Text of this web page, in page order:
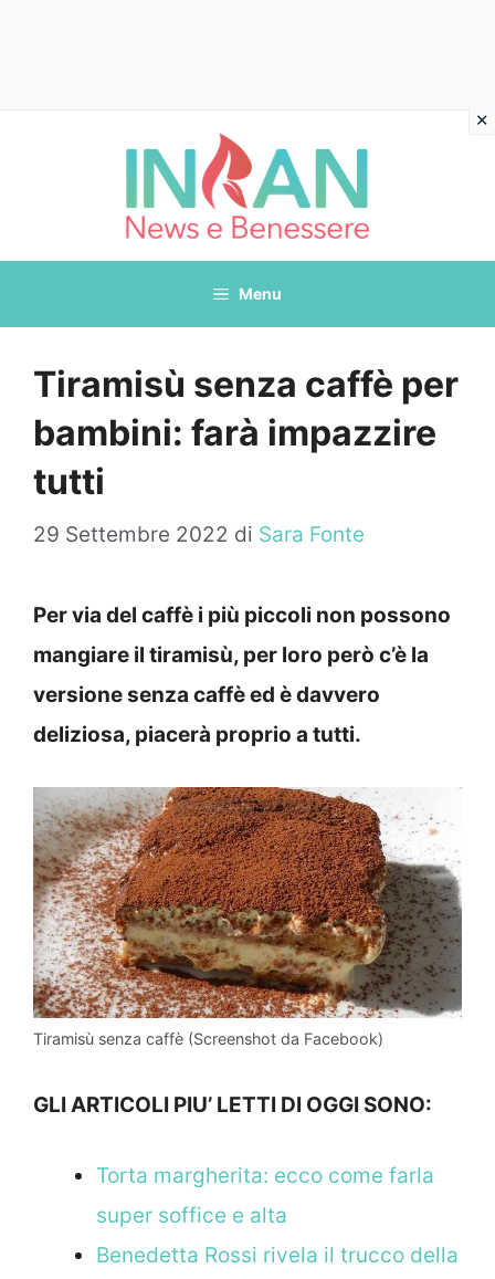
Menu
Tiramisù senza caffè per
bambini: farà impazzire
tutti
29 Settembre 2022 di Sara Fonte
Per via del caffè i più piccoli non possono
mangiare il tiramisù, per loro però c’è la
versione senza caffè ed è davvero
deliziosa, piacerà proprio a tutti.
Tiramisù senza caffè (Screenshot da Facebook)
GLI ARTICOLI PIU’ LETTI DI OGGI SONO:
Torta margherita: ecco come farla
super soffice e alta
Benedetta Rossi rivela il trucco della